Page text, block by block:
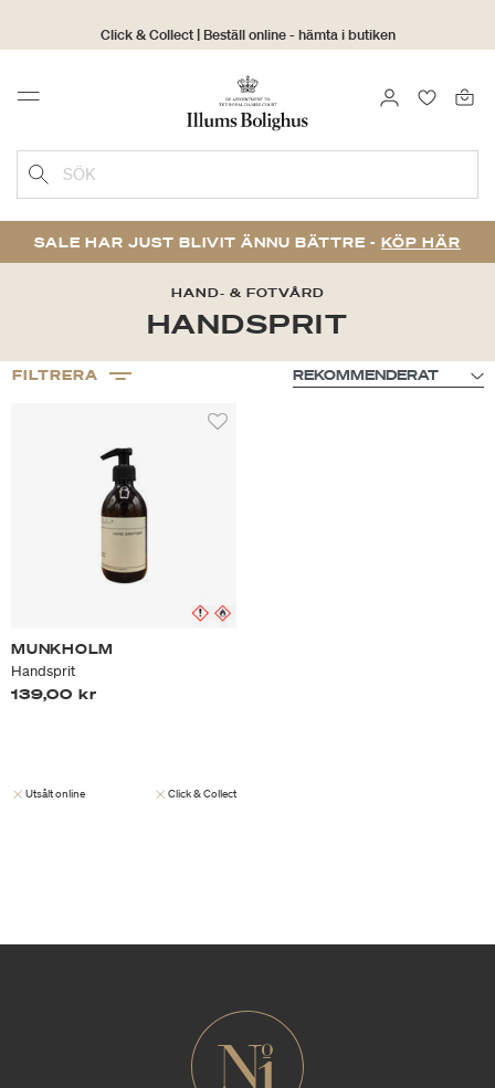
Click & Collect | Beställ online - hämta i butiken
30 dagars returrätt
Menu LOGGA IN
SÖK
SALE HAR JUST BLIVIT ÄNNU BÄTTRE - KÖP HÄR
HAND- & FOTVÅRD
HANDSPRIT
FILTRERA
MUNKHOLM
Handsprit
139,00 kr
Utsålt online Click & Collect